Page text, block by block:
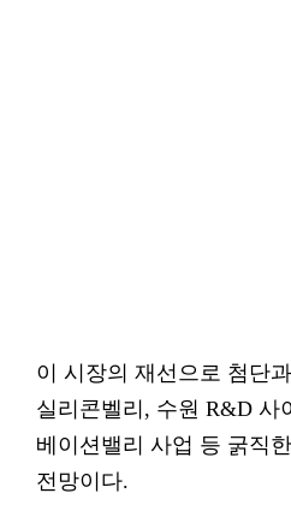
이 시장의 재선으로 첨단
실리콘벨리, 수원 R&D 사
베이션밸리 사업 등 굵직
전망이다.